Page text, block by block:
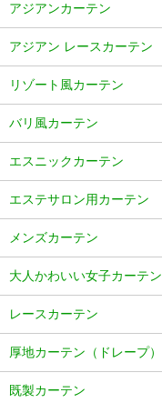
アジアンカーテン
アジアン レースカーテン
リゾート風カーテン
バリ風カーテン
エスニックカーテン
エステサロン用カーテン
メンズカーテン
大人かわいい女子カーテン
レースカーテン
厚地カーテン（ドレープ）
既製カーテン